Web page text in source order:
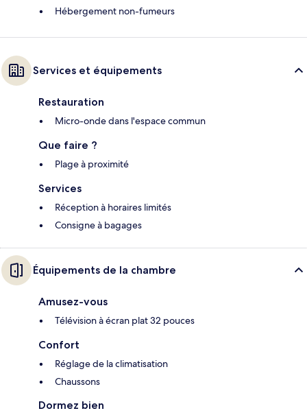
Hébergement non-fumeurs
Services et équipements
Restauration
Micro-onde dans l'espace commun
Que faire ?
Plage à proximité
Services
Réception à horaires limités
Consigne à bagages
Équipements de la chambre
Amusez-vous
Télévision à écran plat 32 pouces
Confort
Réglage de la climatisation
Chaussons
Dormez bien